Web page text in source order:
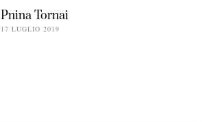
Pnina Tornai
17 LUGLIO 2019